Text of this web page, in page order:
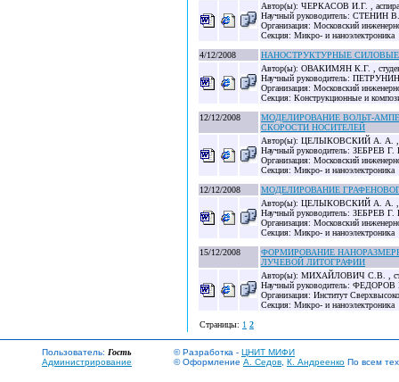
Автор(ы): ЧЕРКАСОВ И.Г. ,
Научный руководитель: СТЕНИН
Организация: Московский
Секция: Микро- и наноэлектроника
4/12/2008
НАНОСТРУКТУРНЫЕ
Автор(ы): ОВАКИМЯН К.Г. ,
Научный руководитель:
Организация: Московский
Секция: Конструкционные и
12/12/2008
МОДЕЛИРОВАНИЕ ВОЛЬТ-
СКОРОСТИ НОСИТЕЛЕЙ
Автор(ы): ЦЕЛЫКОВСКИЙ А. А. ,
Научный руководитель: ЗЕБРЕВ Г.
Организация: Московский
Секция: Микро- и наноэлектроника
12/12/2008
МОДЕЛИРОВАНИЕ
Автор(ы): ЦЕЛЫКОВСКИЙ А. А. ,
Научный руководитель: ЗЕБРЕВ Г.
Организация: Московский
Секция: Микро- и наноэлектроника
15/12/2008
ФОРМИРОВАНИЕ
ЛУЧЕВОЙ ЛИТОГРАФИИ
Автор(ы): МИХАЙЛОВИЧ С.В. ,
Научный руководитель:
Организация: Институт
Секция: Микро- и наноэлектроника
Страницы: 1 2
Пользователь: Гость
Администрирование
© Разработка - ЦНИТ МИФИ
© Оформление А. Седов К. Андреенко По всем